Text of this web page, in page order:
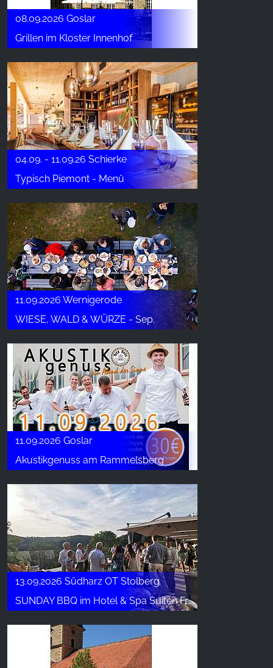
08.09.2026 Goslar
Grillen im Kloster Innenhof
04.09. - 11.09.26 Schierke
Typisch Piemont - Menü
11.09.2026 Wernigerode
WIESE, WALD & WÜRZE - Sep.
11.09.2026 Goslar
Akustikgenuss am Rammelsberg
13.09.2026 Südharz OT Stolberg
SUNDAY BBQ im Hotel & Spa Suiten FreiWerk